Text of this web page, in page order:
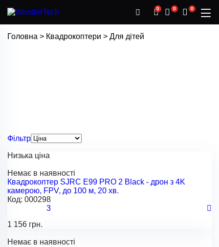
0 0 0
Головна > Квадрокоптери > Для дітей
Фільтр
Низька ціна
Немає в наявності
Квадрокоптер SJRC E99 PRO 2 Black - дрон з 4K
камерою, FPV, до 100 м, 20 хв.
Код: 000298
3
1 156 грн.
Немає в наявності